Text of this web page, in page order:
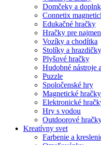
Domčeky a
Connetix
Edukačné hračky
Hračky pre
Vozíky a chodítka
Stolíky a hrazdičky
Plyšové hračky
Hudobné nástroje
Puzzle
Spoločenské hry
Magnetické
Elektronické
Hry s vodou
Outdoorové
Kreatívny svet
Farbenie a